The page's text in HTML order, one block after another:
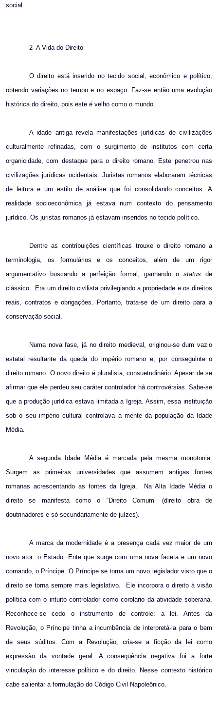
social.
2- A Vida do Direito
O direito está inserido no tecido social, econômico e político,
obtendo variações no tempo e no espaço. Faz-se então uma evolução
histórica do direito, pois este é velho como o mundo.
A idade antiga revela manifestações jurídicas de civilizações
culturalmente refinadas, com o surgimento de institutos com certa
organicidade, com destaque para o direito romano. Este penetrou nas
civilizações jurídicas ocidentais. Juristas romanos elaboraram técnicas
de leitura e um estilo de análise que foi consolidando conceitos. A
realidade socioeconômica já estava num contexto do pensamento
jurídico. Os juristas romanos já estavam inseridos no tecido político.
Dentre as contribuições científicas trouxe o direito romano a
terminologia, os formulários e os conceitos, além de um rigor
argumentativo buscando a perfeição formal, ganhando o status de
clássico.
Era um direito civilista privilegiando a propriedade e os direitos
reais, contratos e obrigações. Portanto, trata-se de um direito para a
conservação social.
Numa nova fase, já no direito medieval, originou-se dum vazio
estatal resultante da queda do império romano e, por conseguinte o
direito romano. O novo direito é pluralista, consuetudinário. Apesar de se
afirmar que ele perdeu seu caráter controlador há controvérsias. Sabe-se
que a produção jurídica estava limitada a Igreja. Assim, essa instituição
sob o seu império cultural controlava a mente da população da Idade
Média.
A segunda Idade Média é marcada pela mesma monotonia.
Surgem as primeiras universidades que assumem antigas fontes
romanas acrescentando as fontes da Igreja.
Na Alta Idade Média o
direito se manifesta como o “Direito Comum” (direito obra de
doutrinadores e só secundariamente de juízes).
A marca da modernidade é a presença cada vez maior de um
novo ator: o Estado. Ente que surge com uma nova faceta e um novo
comando, o Príncipe. O Príncipe se torna um novo legislador visto que o
direito se torna sempre mais legislativo.
Ele incorpora o direito à visão
política com o intuito controlador como corolário da atividade soberana.
Reconhece-se cedo o instrumento de controle: a lei. Antes da
Revolução, o Príncipe tinha a incumbência de interpretá-la para o bem
de seus súditos. Com a Revolução, cria-se a ficção da lei como
expressão da vontade geral. A conseqüência negativa foi a forte
vinculação do interesse político e do direito. Nesse contexto histórico
cabe salientar a formulação do Código Civil Napoleônico.